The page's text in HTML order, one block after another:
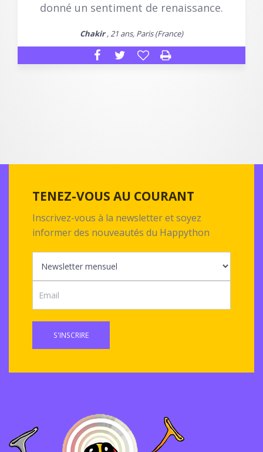
donné un sentiment de renaissance.
Chakir, 21 ans, Paris (France)
TENEZ-VOUS AU COURANT
Inscrivez-vous à la newsletter et soyez
informer des nouveautés du Happython
S'INSCRIRE